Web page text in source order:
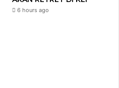
e
r
6 hours ago